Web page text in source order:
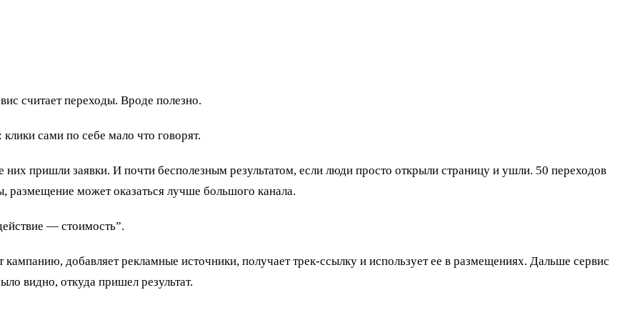
считает переходы. Вроде полезно.
сами по себе мало что говорят.
пришли заявки. И почти бесполезным результатом, если люди просто открыли страницу и ушли. 50 переходов
размещение может оказаться лучше большого канала.
— стоимость”.
кампанию, добавляет рекламные источники, получает трек-ссылку и использует ее в размещениях. Дальше сервис
видно, откуда пришел результат.